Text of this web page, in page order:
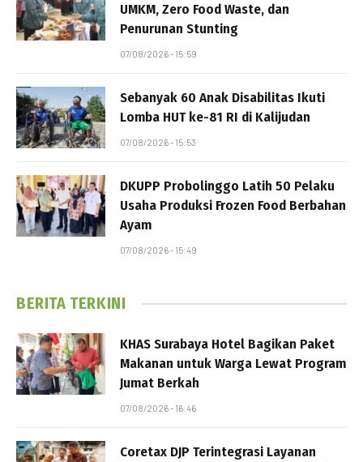
UMKM, Zero Food Waste, dan
Penurunan Stunting
07/08/2026 - 15:59
Sebanyak 60 Anak Disabilitas Ikuti
Lomba HUT ke-81 RI di Kalijudan
07/08/2026 - 15:53
DKUPP Probolinggo Latih 50 Pelaku
Usaha Produksi Frozen Food Berbahan
Ayam
07/08/2026 - 15:49
BERITA TERKINI
KHAS Surabaya Hotel Bagikan Paket
Makanan untuk Warga Lewat Program
Jumat Berkah
07/08/2026 - 16:46
Coretax DJP Terintegrasi Layanan